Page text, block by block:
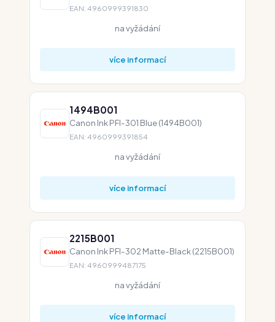
EAN: 4960999391830
na vyžádání
více informací
1494B001
Canon Ink PFI-301 Blue (1494B001)
EAN: 4960999391854
na vyžádání
více informací
2215B001
Canon Ink PFI-302 Matte-Black (2215B001)
EAN: 4960999487175
na vyžádání
více informací